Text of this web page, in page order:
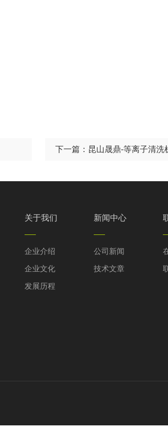
下一篇： 昆山晟鼎-等离子清洗
关于我们
企业介绍
企业文化
发展历程
新闻中心
公司新闻
技术文章